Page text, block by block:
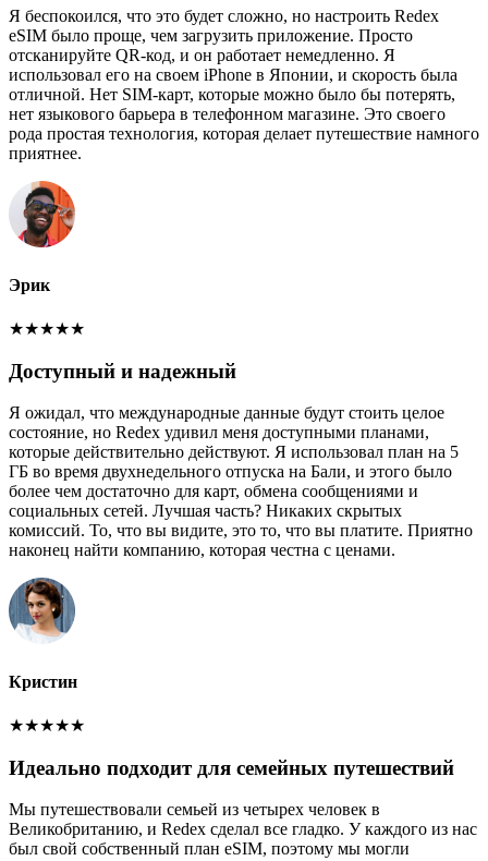
Я беспокоился, что это будет сложно, но настроить Redex
eSIM было проще, чем загрузить приложение. Просто
отсканируйте QR-код, и он работает немедленно. Я
использовал его на своем iPhone в Японии, и скорость была
отличной. Нет SIM-карт, которые можно было бы потерять,
нет языкового барьера в телефонном магазине. Это своего
рода простая технология, которая делает путешествие намного
приятнее.
Эрик
★★★★★
Доступный и надежный
Я ожидал, что международные данные будут стоить целое
состояние, но Redex удивил меня доступными планами,
которые действительно действуют. Я использовал план на 5
ГБ во время двухнедельного отпуска на Бали, и этого было
более чем достаточно для карт, обмена сообщениями и
социальных сетей. Лучшая часть? Никаких скрытых
комиссий. То, что вы видите, это то, что вы платите. Приятно
наконец найти компанию, которая честна с ценами.
Кристин
★★★★★
Идеально подходит для семейных путешествий
Мы путешествовали семьей из четырех человек в
Великобританию, и Redex сделал все гладко. У каждого из нас
был свой собственный план eSIM, поэтому мы могли